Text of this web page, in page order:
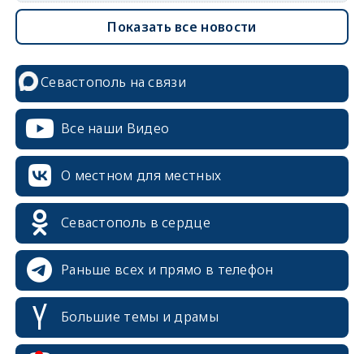
Показать все новости
Севастополь на связи
Все наши Видео
О местном для местных
Севастополь в сердце
Раньше всех и прямо в телефон
Большие темы и драмы